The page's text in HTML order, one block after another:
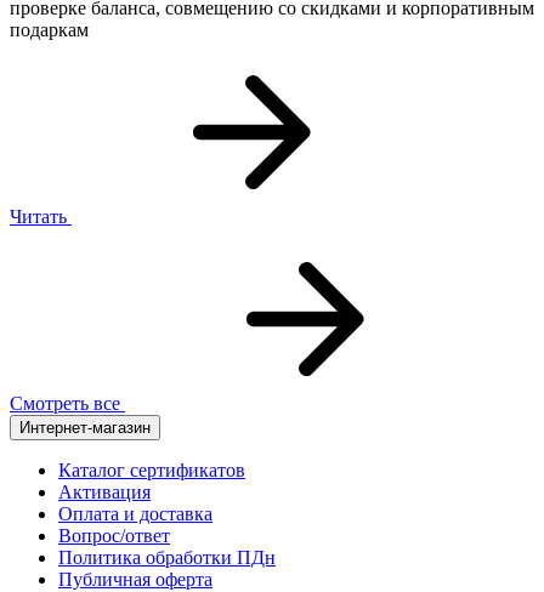
проверке баланса, совмещению со скидками и корпоративным
подаркам
Читать
Смотреть все
Интернет-магазин
Каталог сертификатов
Активация
Оплата и доставка
Вопрос/ответ
Политика обработки ПДн
Публичная оферта